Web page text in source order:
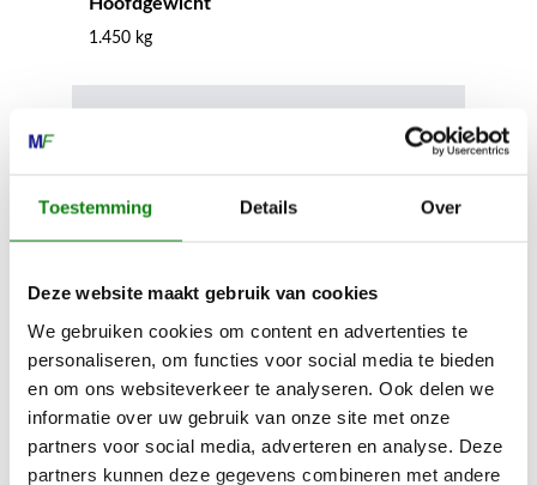
Toestemming Details Over
Deze website maakt gebruik van cookies
We gebruiken cookies om content en advertenties te
personaliseren, om functies voor social media te bieden
en om ons websiteverkeer te analyseren. Ook delen we
informatie over uw gebruik van onze site met onze
partners voor social media, adverteren en analyse. Deze
partners kunnen deze gegevens combineren met andere
1.450 kg
Handgreeplengte
Materiaal Handgreep